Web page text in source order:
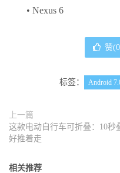
• Nexus 6
赞(0
标签： Android
上一篇
这款电动自行车可折叠：10秒
好推着走
相关推荐